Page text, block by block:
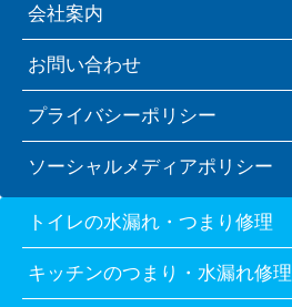
会社案内
お問い合わせ
プライバシーポリシー
ソーシャルメディアポリシー
トイレの水漏れ・つまり修理
キッチンのつまり・水漏れ修理